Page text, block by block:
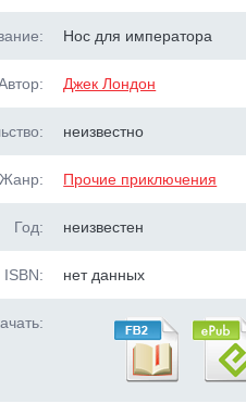
Нос для императора
Джек Лондон
неизвестно
Жанр: Прочие приключения
Год: неизвестен
ISBN: нет данных